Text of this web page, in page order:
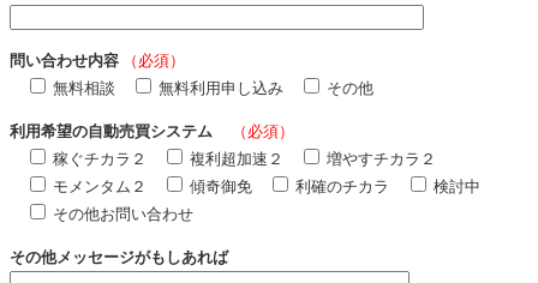
問い合わせ内容
（必須）
無料相談
無料利用申し込み その他
利用希望の自動売買システム
（必須）
稼ぐチカラ２
複利超加速２
増やすチカラ２
モメンタム２
傾奇御免 利確のチカラ
検討中
その他お問い合わせ
その他メッセージがもしあれば